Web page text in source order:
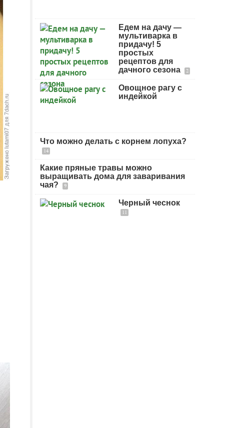
Едем на дачу —
мультиварка в
придачу! 5
простых
рецептов для
дачного сезона
2
Овощное рагу с
индейкой
Что можно делать с корнем лопуха?
14
Какие пряные травы можно
выращивать дома для заваривания
чая?
9
Черный чеснок
11